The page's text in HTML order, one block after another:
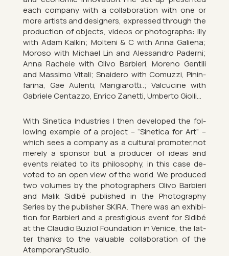
each com­pany with a col­lab­or­a­tion with one or
more artists and de­sign­ers, ex­pressed through the
pro­duc­tion of ob­jects, videos or pho­to­graphs: Illy
with Adam Kalkin; Mol­teni & C with Anna Gali­ena;
Mor­oso with Mi­chael Lin and Aless­andro Paderni;
Anna Rachele with Olivo Bar­bieri, Moreno Gen­tili
and Massimo Vi­tali; Snai­d­ero with Comuzzi, Pin­in­
far­ina, Gae Au­lenti, Mangi­arotti..; Val­cu­cine with
Gab­ri­ele Centazzo, En­rico Zanetti, Um­berto Gi­olli…
With Sin­et­ica In­dus­tries I then de­veloped the fol­
low­ing ex­ample of a pro­ject – “Sin­et­ica for Art” –
which sees a com­pany as a cul­tural pro­moter,not
merely a spon­sor but a pro­du­cer of ideas and
events re­lated to its philo­sophy, in this case de­
voted to an open view of the world. We pro­duced
two volumes by the pho­to­graph­ers Olivo Bar­bieri
and Malik Sidibé pub­lished in the Pho­to­graphy
Series by the pub­lisher SKIRA. There was an ex­hib­i­
tion for Bar­bieri and a pres­ti­gi­ous event for Sidibé
at the Clau­dio Buziol Found­a­tion in Venice, the lat­
ter thanks to the valu­able col­lab­or­a­tion of the
Atem­por­aryStu­dio.